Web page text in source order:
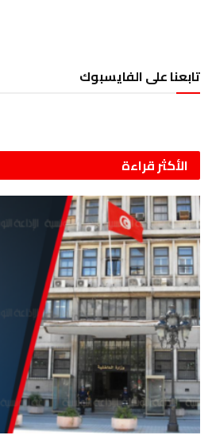
تابعنا على الفايسبوك
الأكثر قراءة